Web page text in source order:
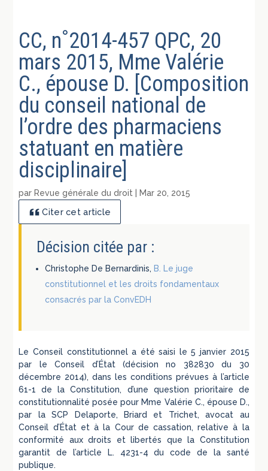
CC, n˚2014-457 QPC, 20
mars 2015, Mme Valérie
C., épouse D. [Composition
du conseil national de
l’ordre des pharmaciens
statuant en matière
disciplinaire]
par Revue générale du droit Mar 20, 2015
Citer cet article
Décision citée par :
Christophe De Bernardinis, B. Le juge
constitutionnel et les droits fondamentaux
consacrés par la ConvEDH
Le Conseil constitutionnel a été saisi le 5 janvier 2015
par le Conseil d’État (décision no 382830 du 30
décembre 2014), dans les conditions prévues à l’article
61-1 de la Constitution, d’une question prioritaire de
constitutionnalité posée pour Mme Valérie C., épouse D.,
par la SCP Delaporte, Briard et Trichet, avocat au
Conseil d’État et à la Cour de cassation, relative à la
conformité aux droits et libertés que la Constitution
garantit de l’article L. 4231-4 du code de la santé
publique.